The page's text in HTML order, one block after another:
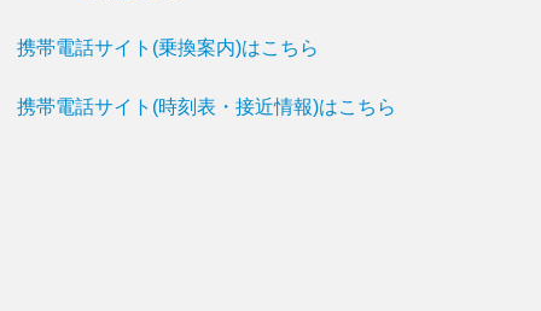
携帯電話サイト(乗換案内)はこちら
携帯電話サイト(時刻表・接近情報)はこちら